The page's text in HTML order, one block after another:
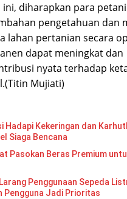
ini, diharapkan para
pengetahuan dan
lahan pertanian secara
dapat meningkat dan
nyata terhadap
Mujiati)
Hadapi Kekeringan dan
Siaga Bencana
Pasokan Beras Premium
Penggunaan Sepeda
Pengguna Jadi Prioritas